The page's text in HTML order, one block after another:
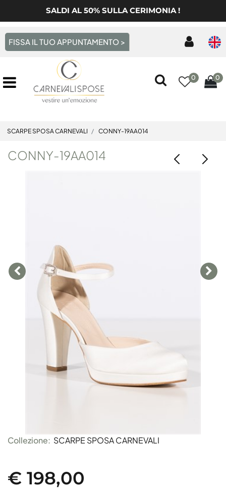
SALDI AL 50% SULLA CERIMONIA !
FISSA IL TUO APPUNTAMENTO >
Open menu 0 0
SCARPE SPOSA CARNEVALI CONNY-19AA014
CONNY-19AA014
Collezione: SCARPE SPOSA CARNEVALI
€ 198,00